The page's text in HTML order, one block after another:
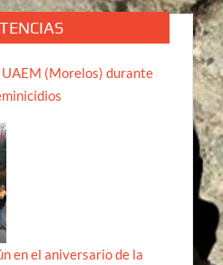
(Morelos) durante
en el aniversario de la